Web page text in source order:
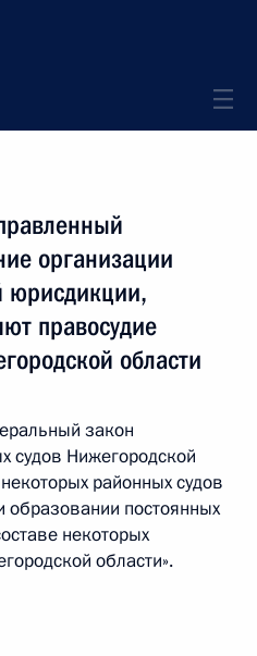
организации
юрисдикции,
правосудие
области
закон
судов Нижегородской
районных судов
образовании постоянных
некоторых
области».